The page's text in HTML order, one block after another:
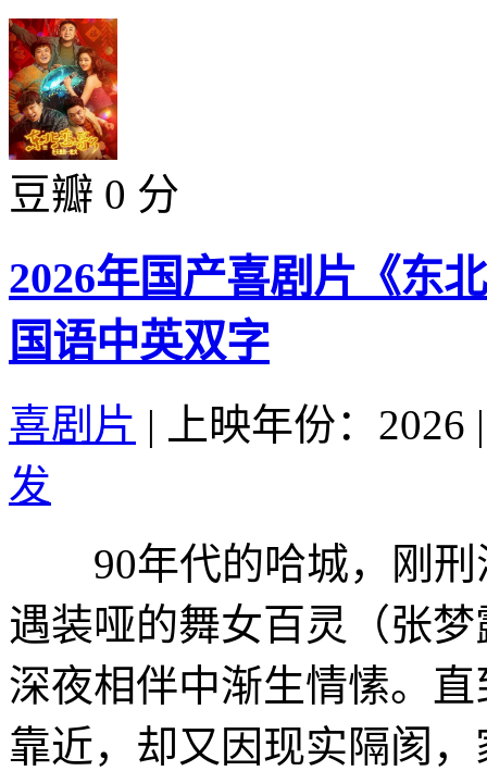
豆瓣 0 分
2026年国产喜剧片《东
国语中英双字
喜剧片 | 上映年份：2026 |
发
90年代的哈城，刚刑
遇装哑的舞女百灵（张
深夜相伴中渐生情愫。
靠近，却又因现实隔阂